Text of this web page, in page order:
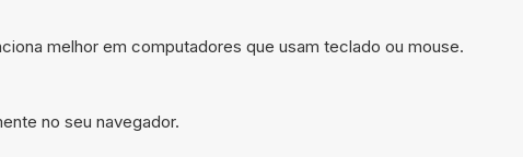
melhor em computadores que usam teclado ou mouse.
no seu navegador.